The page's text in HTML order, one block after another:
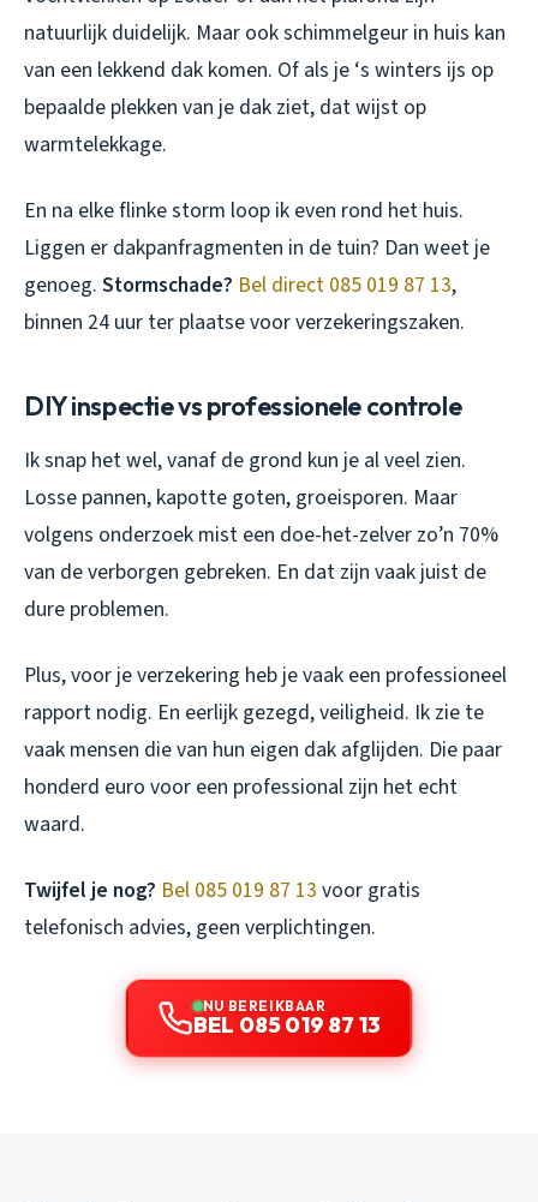
natuurlijk duidelijk. Maar ook schimmelgeur in huis kan
van een lekkend dak komen. Of als je ‘s winters ijs op
bepaalde plekken van je dak ziet, dat wijst op
warmtelekkage.
En na elke flinke storm loop ik even rond het huis.
Liggen er dakpanfragmenten in de tuin? Dan weet je
genoeg. Stormschade? Bel direct 085 019 87 13,
binnen 24 uur ter plaatse voor verzekeringszaken.
DIY inspectie vs professionele controle
Ik snap het wel, vanaf de grond kun je al veel zien.
Losse pannen, kapotte goten, groeisporen. Maar
volgens onderzoek mist een doe-het-zelver zo’n 70%
van de verborgen gebreken. En dat zijn vaak juist de
dure problemen.
Plus, voor je verzekering heb je vaak een professioneel
rapport nodig. En eerlijk gezegd, veiligheid. Ik zie te
vaak mensen die van hun eigen dak afglijden. Die paar
honderd euro voor een professional zijn het echt
waard.
Twijfel je nog? Bel 085 019 87 13 voor gratis
telefonisch advies, geen verplichtingen.
NU BEREIKBAAR
BEL 085 019 87 13